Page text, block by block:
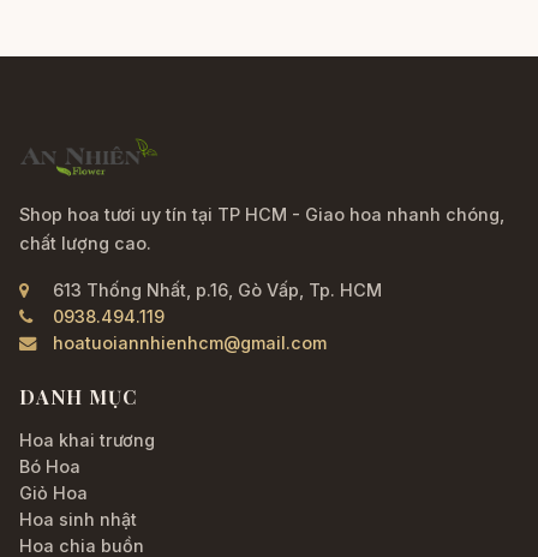
Shop hoa tươi uy tín tại TP HCM - Giao hoa nhanh chóng,
chất lượng cao.
613 Thống Nhất, p.16, Gò Vấp, Tp. HCM
0938.494.119
hoatuoiannhienhcm@gmail.com
DANH MỤC
Hoa khai trương
Bó Hoa
Giỏ Hoa
Hoa sinh nhật
Hoa chia buồn